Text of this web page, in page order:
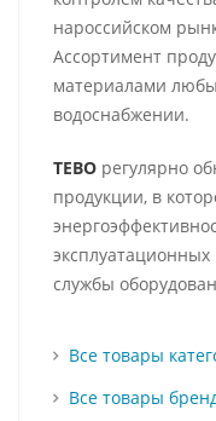
нароссийском
Ассортимент
материалами
водоснабжении.
TEBO регулярно
продукции, в
эксплуатационных
службы
Все товары
Все товары